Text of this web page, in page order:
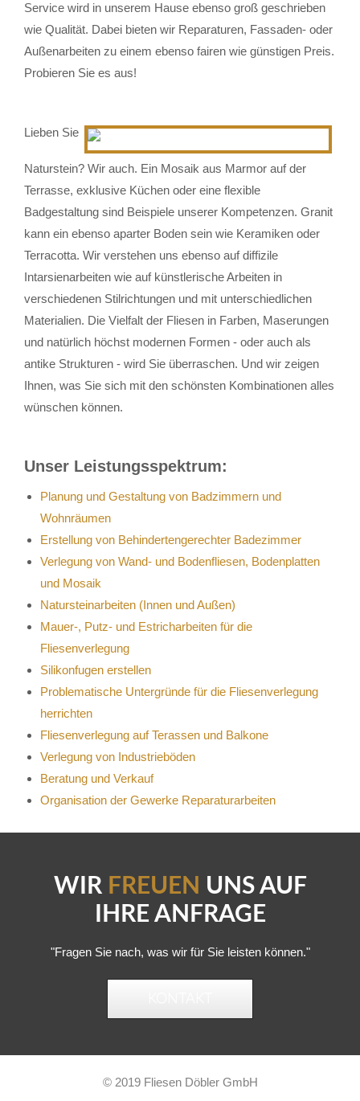
Service wird in unserem Hause ebenso groß geschrieben
wie Qualität. Dabei bieten wir Reparaturen, Fassaden- oder
Außenarbeiten zu einem ebenso fairen wie günstigen Preis.
Probieren Sie es aus!
Lieben Sie
Naturstein? Wir auch. Ein Mosaik aus Marmor auf der
Terrasse, exklusive Küchen oder eine flexible
Badgestaltung sind Beispiele unserer Kompetenzen. Granit
kann ein ebenso aparter Boden sein wie Keramiken oder
Terracotta. Wir verstehen uns ebenso auf diffizile
Intarsienarbeiten wie auf künstlerische Arbeiten in
verschiedenen Stilrichtungen und mit unterschiedlichen
Materialien. Die Vielfalt der Fliesen in Farben, Maserungen
und natürlich höchst modernen Formen - oder auch als
antike Strukturen - wird Sie überraschen. Und wir zeigen
Ihnen, was Sie sich mit den schönsten Kombinationen alles
wünschen können.
Unser Leistungsspektrum:
Planung und Gestaltung von Badzimmern und
Wohnräumen
Erstellung von Behindertengerechter Badezimmer
Verlegung von Wand- und Bodenfliesen, Bodenplatten
und Mosaik
Natursteinarbeiten (Innen und Außen)
Mauer-, Putz- und Estricharbeiten für die
Fliesenverlegung
Silikonfugen erstellen
Problematische Untergründe für die Fliesenverlegung
herrichten
Fliesenverlegung auf Terassen und Balkone
Verlegung von Industrieböden
Beratung und Verkauf
Organisation der Gewerke Reparaturarbeiten
WIR FREUEN UNS AUF
IHRE ANFRAGE
"Fragen Sie nach, was wir für Sie leisten können."
© 2019 Fliesen Döbler GmbH